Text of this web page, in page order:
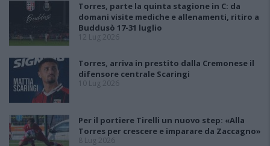
Torres, parte la quinta stagione in C: da
domani visite mediche e allenamenti, ritiro a
Buddusò 17-31 luglio
12 Lug 2026
Torres, arriva in prestito dalla Cremonese il
difensore centrale Scaringi
10 Lug 2026
Per il portiere Tirelli un nuovo step: «Alla
Torres per crescere e imparare da Zaccagno»
8 Lug 2026